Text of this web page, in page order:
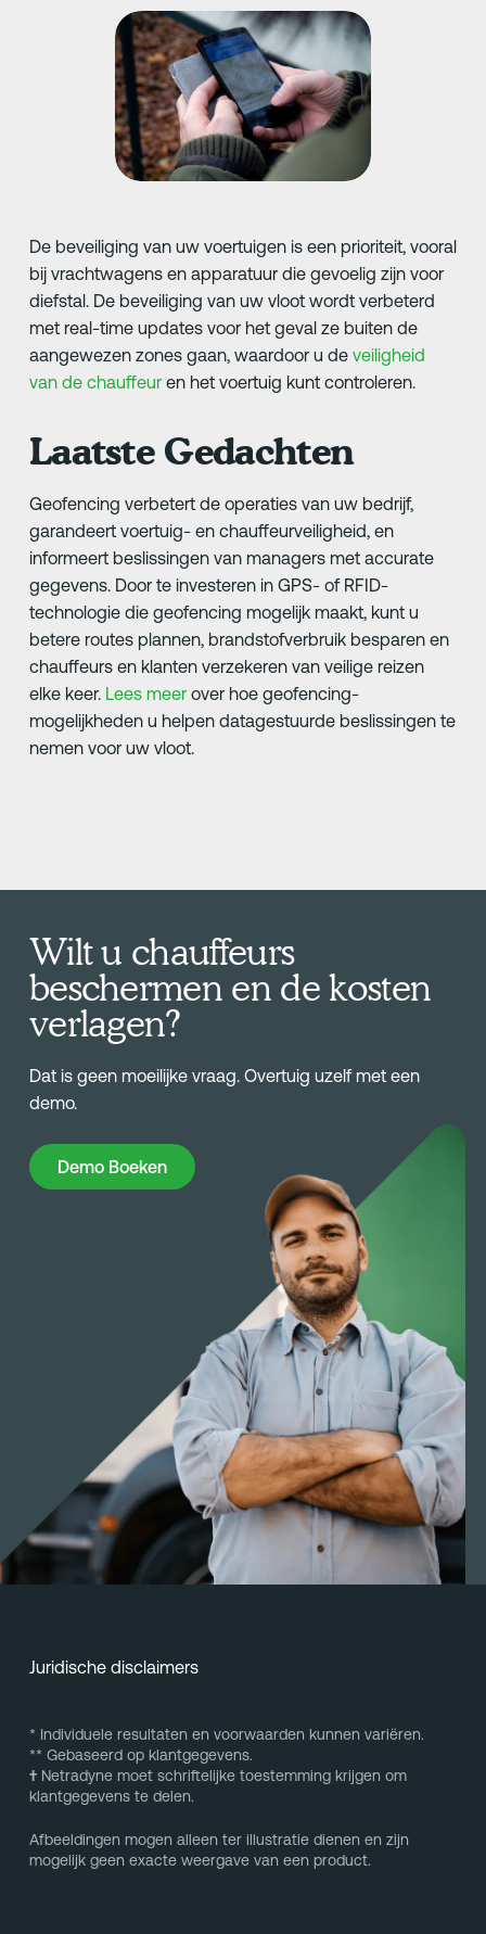
De beveiliging van uw voertuigen is een prioriteit, vooral
bij vrachtwagens en apparatuur die gevoelig zijn voor
diefstal. De beveiliging van uw vloot wordt verbeterd
met real-time updates voor het geval ze buiten de
aangewezen zones gaan, waardoor u de veiligheid
van de chauffeuren het voertuig kunt controleren.
Laatste Gedachten
Geofencing verbetert de operaties van uw bedrijf,
garandeert voertuig- en chauffeurveiligheid, en
informeert beslissingen van managers met accurate
gegevens. Door te investeren in GPS- of RFID-
technologie die geofencing mogelijk maakt, kunt u
betere routes plannen, brandstofverbruik besparen en
chauffeurs en klanten verzekeren van veilige reizen
elke keer. Lees meerover hoe geofencing-
mogelijkheden u helpen datagestuurde beslissingen te
nemen voor uw vloot.
Wilt u chauffeurs
beschermen en de kosten
verlagen?
Dat is geen moeilijke vraag. Overtuig uzelf met een
demo.
Demo Boeken
Demo Boeken
Juridische disclaimers
* Individuele resultaten en voorwaarden kunnen variëren.
** Gebaseerd op klantgegevens.
†Netradyne moet schriftelijke toestemming krijgen om
klantgegevens te delen.
Afbeeldingen mogen alleen ter illustratie dienen en zijn
mogelijk geen exacte weergave van een product.